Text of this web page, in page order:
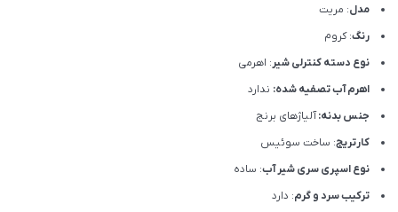
مدل: مریت
رنگ: کروم
نوع دسته کنترلی شیر: اهرمی
اهرم آب تصفیه شده: ندارد
جنس بدنه:آلیاژهای برنج
کارتریج: ساخت سوئیس
نوع اسپری سری شیر آب: ساده
ترکیب سرد و گرم: دارد